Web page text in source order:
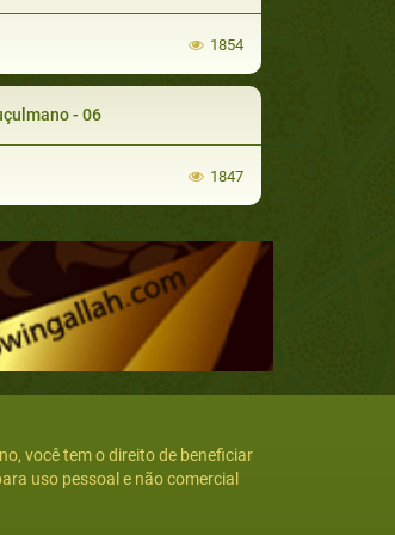
1854
- 06
1847
você tem o direito de beneficiar
uso pessoal e não comercial